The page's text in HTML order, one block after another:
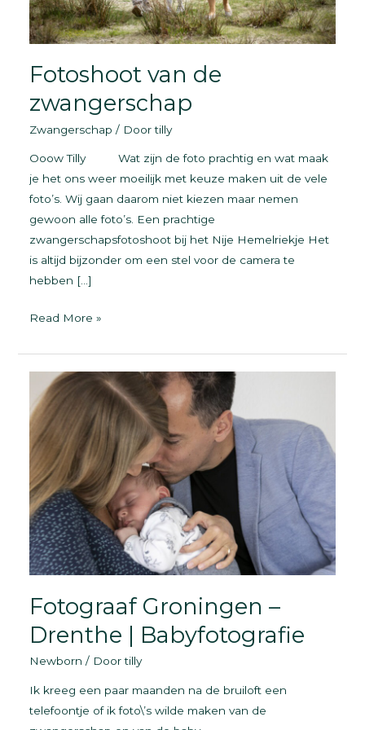
Fotoshoot van de
zwangerschap
Zwangerschap / Doortilly
Ooow Tilly Wat zijn de foto prachtig en wat maak
je het ons weer moeilijk met keuze maken uit de vele
foto’s. Wij gaan daarom niet kiezen maar nemen
gewoon alle foto’s. Een prachtige
zwangerschapsfotoshoot bij het Nije Hemelriekje Het
is altijd bijzonder om een stel voor de camera te
hebben […]
Fotoshoot
de
zwangerschap
Read More »
Fotograaf Groningen –
Drenthe | Babyfotografie
Newborn / Doortilly
Ik kreeg een paar maanden na de bruiloft een
telefoontje of ik foto\’s wilde maken van de